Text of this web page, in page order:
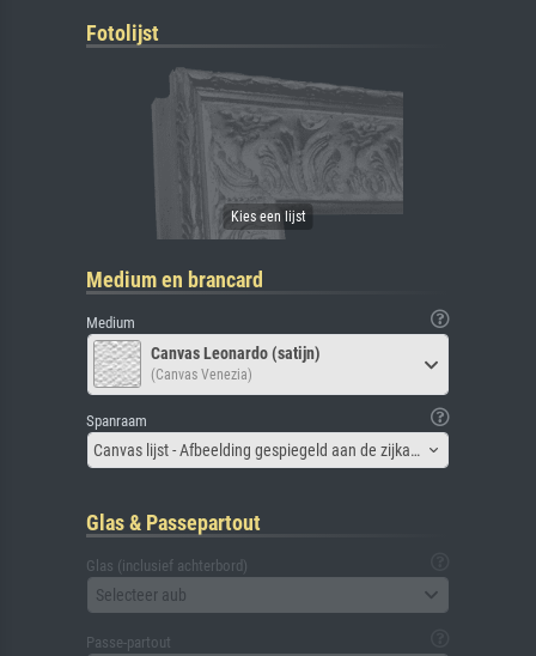
Fotolijst
Medium en brancard
Medium
Canvas Leonardo (satijn)
(Canvas Venezia)
Spanraam
Canvas lijst - Afbeelding gespiegeld aan de zijkant
Glas & Passepartout
Glas (inclusief achterbord)
Selecteer aub
Passe-partout